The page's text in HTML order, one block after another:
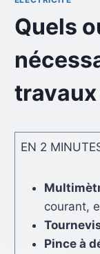
Quels
travaux
EN 2
courant,
Pince à